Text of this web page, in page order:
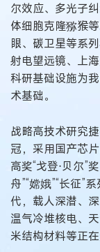
尔效应、多光子
体细胞克隆猕猴
眼、碳卫星等系
射电望远镜、上
科研基础设施为
术基础。
战略高技术研究
冠，采用国产芯
高奖“戈登⋅贝尔”
舟”“嫦娥”“长征”
代，载人深潜、
温气冷堆核电、
米结构材料等正